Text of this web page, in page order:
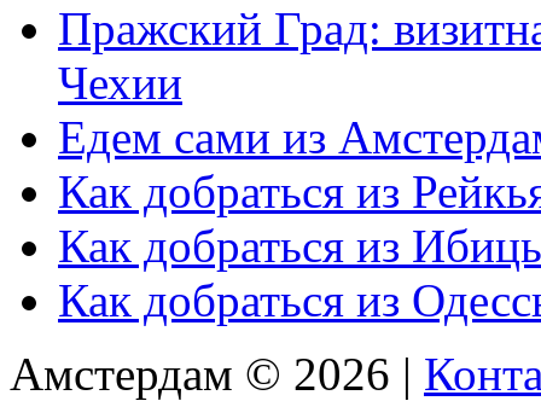
Пражский Град:
Чехии
Едем сами из
Как добраться из
Как добраться из
Как добраться из
Амстердам © 2026 |